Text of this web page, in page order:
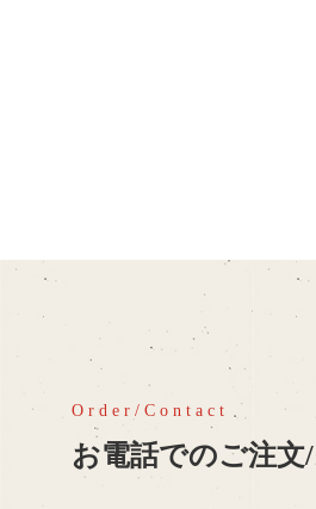
お電話でのご注文